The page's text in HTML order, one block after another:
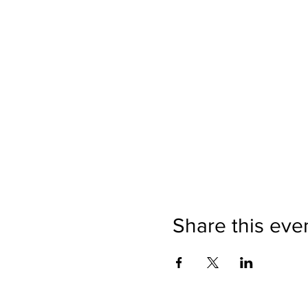
Share this